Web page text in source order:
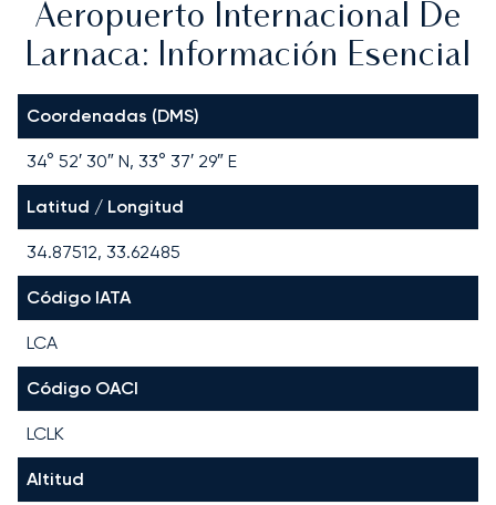
Aeropuerto Internacional De
Larnaca: Información Esencial
Coordenadas (DMS)
34° 52′ 30″ N, 33° 37′ 29″ E
Latitud / Longitud
34.87512, 33.62485
Código IATA
LCA
Código OACI
LCLK
Altitud